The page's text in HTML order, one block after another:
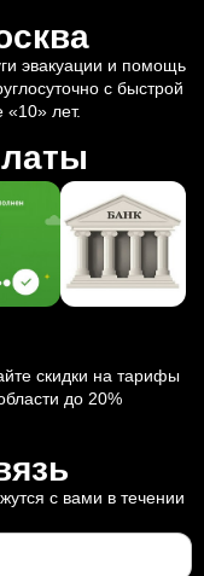
эвакуации и помощь
с быстрой
«10» лет.
скидки на тарифы
до 20%
с вами в течении